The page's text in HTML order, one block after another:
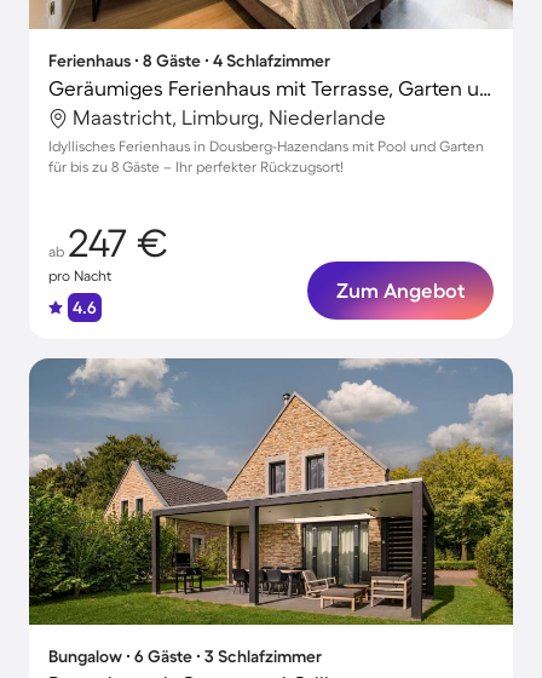
Ferienhaus ∙ 8 Gäste ∙ 4 Schlafzimmer
Geräumiges Ferienhaus mit Terrasse, Garten und Pool | Hunde erlaubt
Maastricht, Limburg, Niederlande
Idyllisches Ferienhaus in Dousberg-Hazendans mit Pool und Garten
für bis zu 8 Gäste – Ihr perfekter Rückzugsort!
ab 247 €
pro Nacht
4.6
Zum Angebot
Bungalow ∙ 6 Gäste ∙ 3 Schlafzimmer